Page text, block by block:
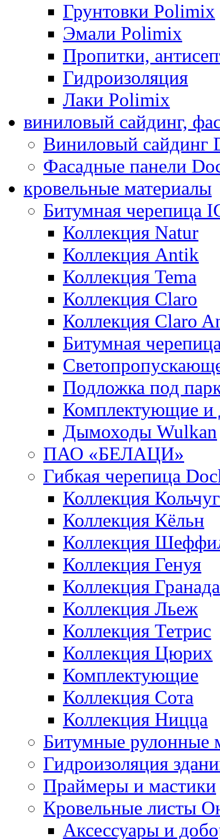
Грунтовки Polimix
Эмали Polimix
Пропитки,
Гидроизоляция
Лаки Polimix
виниловый сайдинг,
Виниловый сайдинг
Фасадные панели
кровельные материалы
Битумная черепица
Коллекция Natur
Коллекция Antik
Коллекция Tema
Коллекция Claro
Коллекция Claro
Битумная
Подложка под
Комплектующие и
Дымоходы Wulkan
ПАО «БЕЛАЦИ»
Гибкая черепица
Коллекция
Коллекция Кёльн
Коллекция
Коллекция Генуя
Коллекция Гранада
Коллекция Льеж
Коллекция Тетрис
Коллекция Цюрих
Комплектующие
Коллекция Сота
Коллекция Ницца
Битумные рулонные
Гидроизоляция
Праймеры и мастики
Кровельные листы
Аксессуары и